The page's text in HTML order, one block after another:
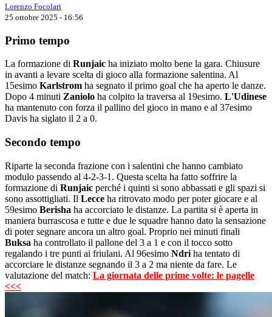
Lorenzo Focolari
25 ottobre 2025 - 16:56
Primo tempo
La formazione di Runjaic ha iniziato molto bene la gara. Chiusure
in avanti a levare scelta di gioco alla formazione salentina. Al
15esimo Karlstrom ha segnato il primo goal che ha aperto le danze.
Dopo 4 minuti Zaniolo ha colpito la traversa al 19esimo. L'Udinese
ha mantenuto con forza il pallino del gioco in mano e al 37esimo
Davis ha siglato il 2 a 0.
Secondo tempo
Riparte la seconda frazione con i salentini che hanno cambiato
modulo passendo al 4-2-3-1. Questa scelta ha fatto soffrire la
formazione di Runjaic perché i quinti si sono abbassati e gli spazi si
sono assottigliati. Il Lecce ha ritrovato modo per poter giocare e al
59esimo Berisha ha accorciato le distanze. La partita si è aperta in
maniera burrascosa e tutte e due le squadre hanno dato la sensazione
di poter segnare ancora un altro goal. Proprio nei minuti finali
Buksa ha controllato il pallone del 3 a 1 e con il tocco sotto
regalando i tre punti ai friulani. Al 96esimo Ndri ha tentato di
accorciare le distanze segnando il 3 a 2 ma niente da fare. Le
valutazione del match: La giornata delle prime volte: le pagelle
<<<